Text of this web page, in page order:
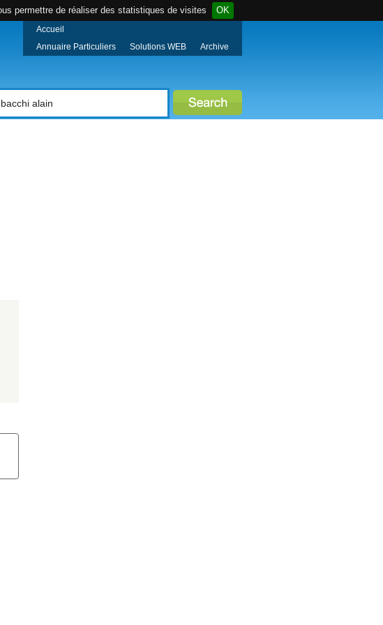
permettre de réaliser des statistiques de visites OK
Accueil
Annuaire Particuliers
Solutions WEB Archive